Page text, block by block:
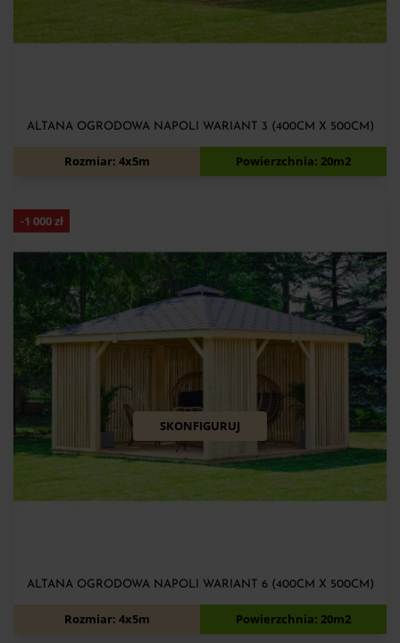
ALTANA OGRODOWA NAPOLI WARIANT 3 (400CM X 500CM)
12 200 11 200zł
Rozmiar: 4x5m Powierzchnia: 20m2
-1 000zł
SKONFIGURUJ
ALTANA OGRODOWA NAPOLI WARIANT 6 (400CM X 500CM)
14 200 13 200zł
Rozmiar: 4x5m Powierzchnia: 20m2